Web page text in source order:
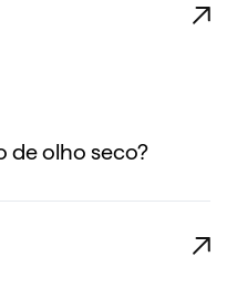
de olho seco?